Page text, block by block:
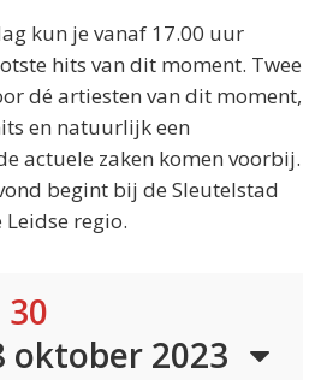
kun je vanaf 17.00 uur
hits van dit moment. Twee
dé artiesten van dit moment,
en natuurlijk een
actuele zaken komen voorbij.
begint bij de Sleutelstad
regio.
oktober 2023